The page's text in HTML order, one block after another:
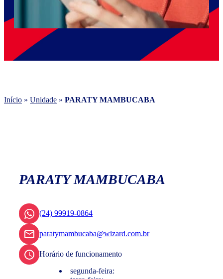
Início » Unidade » PARATY MAMBUCABA
PARATY MAMBUCABA
(24) 99919-0864
paratymambucaba@wizard.com.br
Horário de funcionamento
segunda-feira: